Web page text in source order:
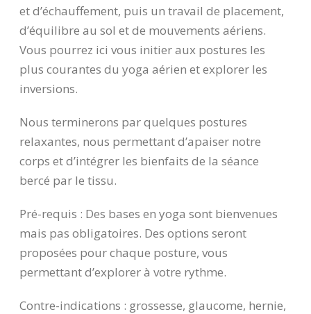
et d’échauffement, puis un travail de placement,
d’équilibre au sol et de mouvements aériens.
Vous pourrez ici vous initier aux postures les
plus courantes du yoga aérien et explorer les
inversions.
Nous terminerons par quelques postures
relaxantes, nous permettant d’apaiser notre
corps et d’intégrer les bienfaits de la séance
bercé par le tissu.
Pré-requis : Des bases en yoga sont bienvenues
mais pas obligatoires. Des options seront
proposées pour chaque posture, vous
permettant d’explorer à votre rythme.
Contre-indications : grossesse, glaucome, hernie,